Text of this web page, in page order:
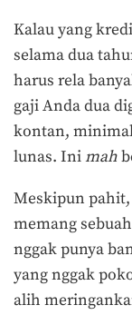
Kalau yang
selama dua
harus rela
gaji Anda dua
kontan,
lunas. Inimah
Meskipun
memang
nggak punya
yang nggak
alih